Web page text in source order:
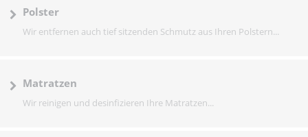
Polster
Wir entfernen auch tief sitzenden Schmutz aus Ihren Polstern...
Matratzen
Wir reinigen und desinfizieren Ihre Matratzen...